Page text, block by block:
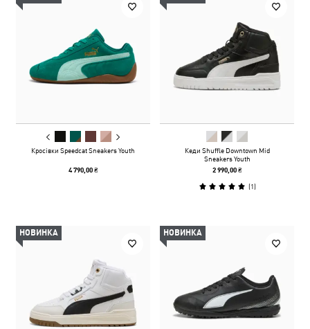
Кросівки Speedcat Sneakers Youth
4 790,00 ₴
Кеди Shuffle Downtown Mid
Sneakers Youth
2 990,00 ₴
(1)
НОВИНКА НОВИНКА